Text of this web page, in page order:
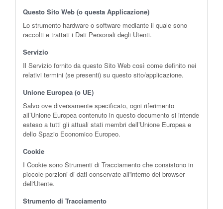
Questo Sito Web (o questa Applicazione)
Lo strumento hardware o software mediante il quale sono
raccolti e trattati i Dati Personali degli Utenti.
Servizio
Il Servizio fornito da questo Sito Web così come definito nei
relativi termini (se presenti) su questo sito/applicazione.
Unione Europea (o UE)
Salvo ove diversamente specificato, ogni riferimento
all’Unione Europea contenuto in questo documento si intende
esteso a tutti gli attuali stati membri dell’Unione Europea e
dello Spazio Economico Europeo.
Cookie
I Cookie sono Strumenti di Tracciamento che consistono in
piccole porzioni di dati conservate all'interno del browser
dell'Utente.
Strumento di Tracciamento